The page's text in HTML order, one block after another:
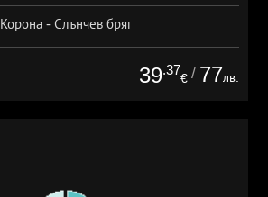
Корона - Слънчев бряг
39.37
€ / 77лв.